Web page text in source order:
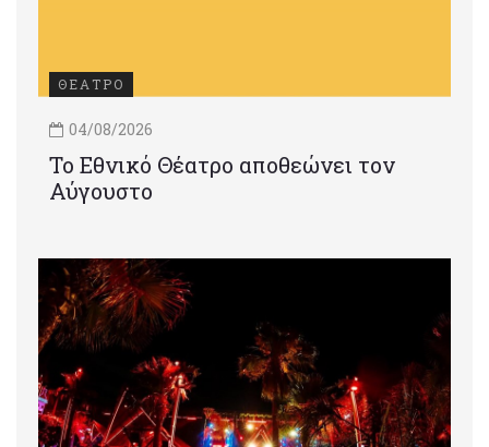
ΘΕΑΤΡΟ
04/08/2026
Το Εθνικό Θέατρο αποθεώνει τον
Αύγουστο